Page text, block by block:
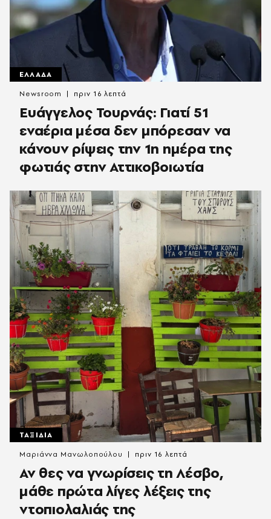
ΕΛΛΑΔΑ
Ευάγγελος Τουρνάς: Γιατί 51
εναέρια μέσα δεν μπόρεσαν να
κάνουν ρίψεις την 1η ημέρα της
φωτιάς στην Αττικοβοιωτία
Newsroom πριν 16 λεπτά
ΤΑΞΙΔΙΑ
Αν θες να γνωρίσεις τη Λέσβο,
μάθε πρώτα λίγες λέξεις της
ντοπιολαλιάς της
Μαριάννα Μανωλοπούλου πριν 16 λεπτά